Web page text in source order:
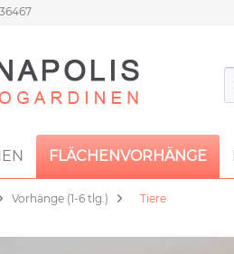
FLÄCHENVORHÄNGE
Vorhänge (1-6 tlg.) Tiere